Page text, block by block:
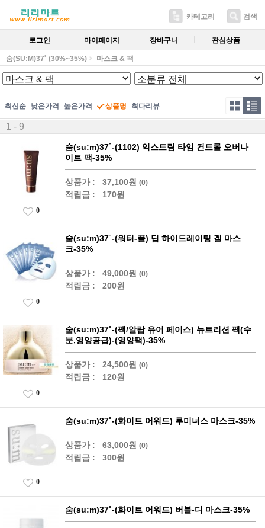
카테고리 검색
로그인 마이페이지 장바구니 관심상품
숨(SU:M)37˚ (30%~35%) 마스크 & 팩
최신순 낮은가격 높은가격 상품명 최다리뷰
1 - 9
숨(su:m)37˚-(1102) 익스트림 타임 컨트롤 오버나
이트 팩-35%
상품가 : 37,100원 (0)
적립금 : 170원
0
숨(su:m)37˚-(워터-풀) 딥 하이드레이팅 겔 마스
크-35%
상품가 : 49,000원 (0)
적립금 : 200원
0
숨(su:m)37˚-(팩/알람 유어 페이스) 뉴트리션 팩(수
분,영양공급)-(영양팩)-35%
상품가 : 24,500원 (0)
적립금 : 120원
0
숨(su:m)37˚-(화이트 어워드) 루미너스 마스크-35%
상품가 : 63,000원 (0)
적립금 : 300원
0
숨(su:m)37˚-(화이트 어워드) 버블-디 마스크-35%